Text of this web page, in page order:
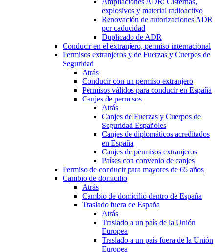
Ampliaciones ADR: Cisternas,
explosivos y material radioactivo
Renovación de autorizaciones ADR
por caducidad
Duplicado de ADR
Conducir en el extranjero, permiso internacional
Permisos extranjeros y de Fuerzas y Cuerpos de
Seguridad
Atrás
Conducir con un permiso extranjero
Permisos válidos para conducir en España
Canjes de permisos
Atrás
Canjes de Fuerzas y Cuerpos de
Seguridad Españoles
Canjes de diplomáticos acreditados
en España
Canjes de permisos extranjeros
Países con convenio de canjes
Permiso de conducir para mayores de 65 años
Cambio de domicilio
Atrás
Cambio de domicilio dentro de España
Traslado fuera de España
Atrás
Traslado a un país de la Unión
Europea
Traslado a un país fuera de la Unión
Europea